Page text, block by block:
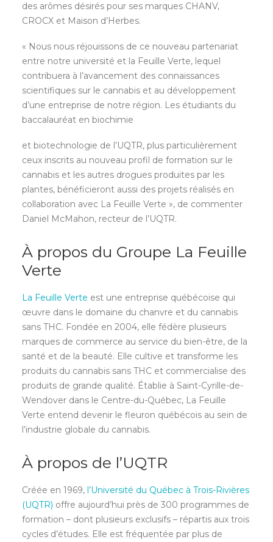
des arômes désirés pour ses marques CHANV,
CROCX et Maison d’Herbes.
« Nous nous réjouissons de ce nouveau partenariat
entre notre université et la Feuille Verte, lequel
contribuera à l’avancement des connaissances
scientifiques sur le cannabis et au développement
d’une entreprise de notre région. Les étudiants du
baccalauréat en biochimie
et biotechnologie de l’UQTR, plus particulièrement
ceux inscrits au nouveau profil de formation sur le
cannabis et les autres drogues produites par les
plantes, bénéficieront aussi des projets réalisés en
collaboration avec La Feuille Verte », de commenter
Daniel McMahon, recteur de l’UQTR.
À propos du Groupe La Feuille
Verte
La Feuille Verte est une entreprise québécoise qui
œuvre dans le domaine du chanvre et du cannabis
sans THC. Fondée en 2004, elle fédère plusieurs
marques de commerce au service du bien-être, de la
santé et de la beauté. Elle cultive et transforme les
produits du cannabis sans THC et commercialise des
produits de grande qualité. Établie à Saint-Cyrille-de-
Wendover dans le Centre-du-Québec, La Feuille
Verte entend devenir le fleuron québécois au sein de
l’industrie globale du cannabis.
À propos de l’UQTR
Créée en 1969, l’Université du Québec à Trois-Rivières
(UQTR) offre aujourd’hui près de 300 programmes de
formation – dont plusieurs exclusifs – répartis aux trois
cycles d’études. Elle est fréquentée par plus de